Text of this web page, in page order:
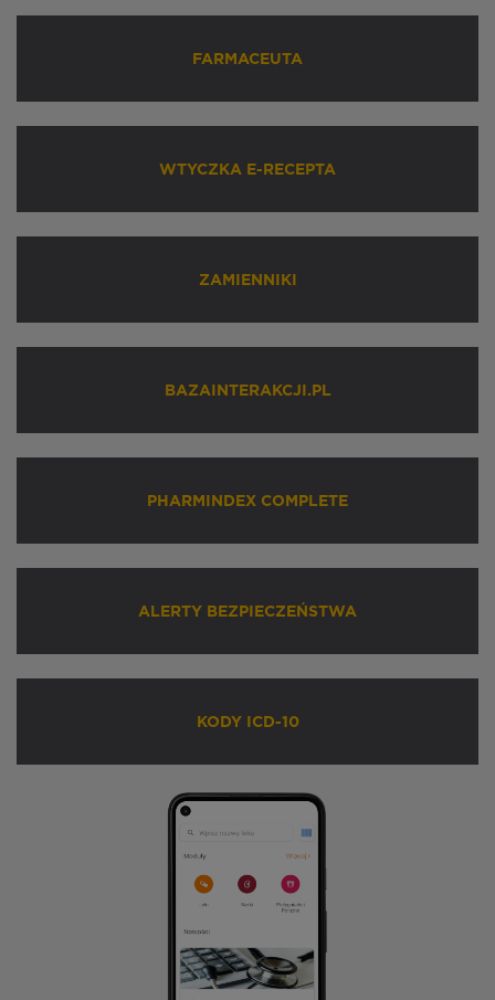
FARMACEUTA
WTYCZKA E-RECEPTA
ZAMIENNIKI
BAZAINTERAKCJI.PL
PHARMINDEX COMPLETE
ALERTY BEZPIECZEŃSTWA
KODY ICD-10